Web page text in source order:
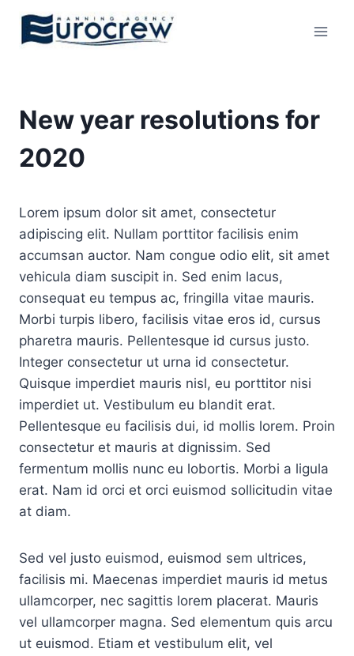
New year resolutions for
2020
Lorem ipsum dolor sit amet, consectetur
adipiscing elit. Nullam porttitor facilisis enim
accumsan auctor. Nam congue odio elit, sit amet
vehicula diam suscipit in. Sed enim lacus,
consequat eu tempus ac, fringilla vitae mauris.
Morbi turpis libero, facilisis vitae eros id, cursus
pharetra mauris. Pellentesque id cursus justo.
Integer consectetur ut urna id consectetur.
Quisque imperdiet mauris nisl, eu porttitor nisi
imperdiet ut. Vestibulum eu blandit erat.
Pellentesque eu facilisis dui, id mollis lorem. Proin
consectetur et mauris at dignissim. Sed
fermentum mollis nunc eu lobortis. Morbi a ligula
erat. Nam id orci et orci euismod sollicitudin vitae
at diam.
Sed vel justo euismod, euismod sem ultrices,
facilisis mi. Maecenas imperdiet mauris id metus
ullamcorper, nec sagittis lorem placerat. Mauris
vel ullamcorper magna. Sed elementum quis arcu
ut euismod. Etiam et vestibulum elit, vel